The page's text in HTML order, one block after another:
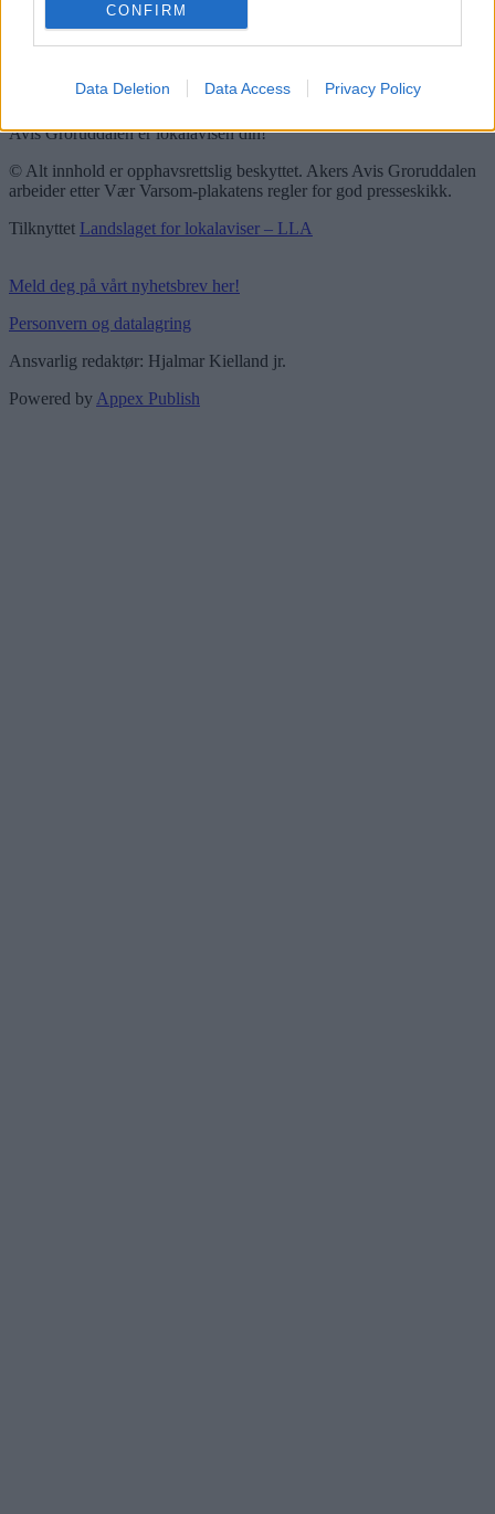
CONFIRM
Data Deletion Data Access Privacy Policy
Pressens faglige utvalg
Avis Groruddalen er lokalavisen din!
© Alt innhold er opphavsrettslig beskyttet. Akers Avis Groruddalen
arbeider etter Vær Varsom-plakatens regler for god presseskikk.
Tilknyttet Landslaget for lokalaviser – LLA
Meld deg på vårt nyhetsbrev her!
Personvern og datalagring
Ansvarlig redaktør: Hjalmar Kielland jr.
Powered by Appex Publish